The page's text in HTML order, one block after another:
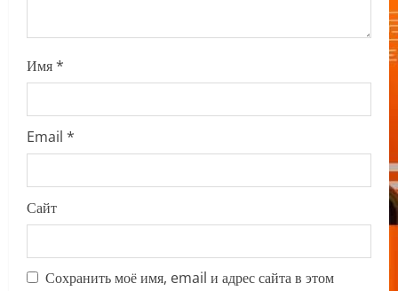
Имя*
Email *
Сайт
Сохранить моё имя, email и адрес сайта в этом